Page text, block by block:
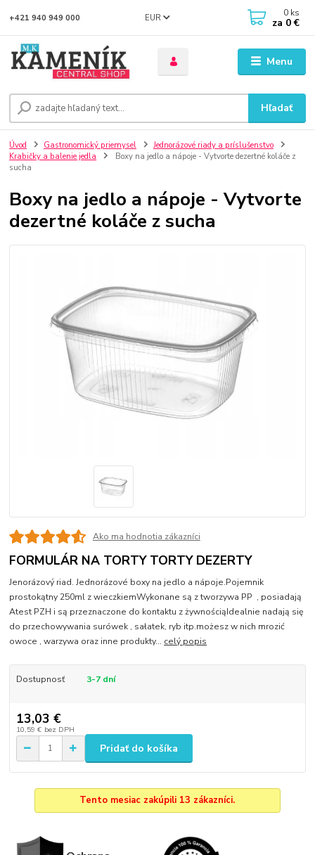
Menu
EUR
Hľadať
+421 940 949 000 0 ks
za 0 €
Úvod Gastronomický priemysel
Jednorázové riady a príslušenstvo
Krabičky a balenie jedla
Boxy na jedlo a nápoje - Vytvorte dezertné koláče z
sucha
Boxy na jedlo a nápoje - Vytvorte
dezertné koláče z sucha
Ako ma hodnotia zákazníci
FORMULÁR NA TORTY TORTY DEZERTY
Jenorázový riad. Jednorázové boxy na jedlo a nápoje.Pojemnik
prostokątny 250ml z wieczkiemWykonane są z tworzywa PP , posiadają
Atest PZH i są przeznaczone do kontaktu z żywnościąIdealnie nadają się
do przechowywania surówek , sałatek, ryb itp.możesz w nich mrozić
owoce , warzywa oraz inne produkty... celý popis
Dostupnosť 3-7 dní
13,03 €
10,59 € bez DPH
Pridať do košíka
Tento mesiac zakúpili 13 zákazníci.